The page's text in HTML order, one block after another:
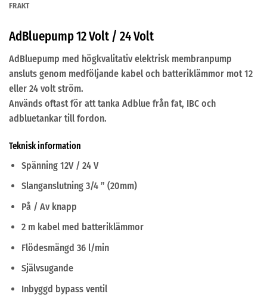
FRAKT
AdBluepump 12 Volt / 24 Volt
AdBluepump med högkvalitativ elektrisk membranpump
ansluts genom medföljande kabel och batteriklämmor mot 12
eller 24 volt ström.
Används oftast för att tanka Adblue från fat, IBC och
adbluetankar till fordon.
Teknisk information
Spänning 12V / 24 V
Slanganslutning 3/4 ” (20mm)
På / Av knapp
2 m kabel med batteriklämmor
Flödesmängd 36 l/min
Självsugande
Inbyggd bypass ventil